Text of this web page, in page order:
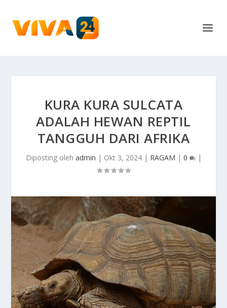
KURA KURA SULCATA
ADALAH HEWAN REPTIL
TANGGUH DARI AFRIKA
Diposting oleh admin | Okt 3, 2024| RAGAM | 0 |